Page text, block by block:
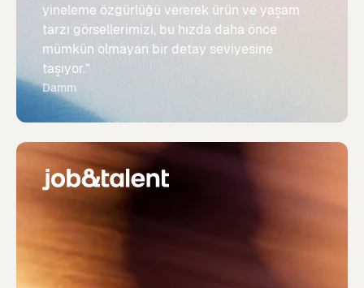
yineleme özgürlüğü vererek ürün ve yaşam
tarzı görsellerimizi, bu hızda daha önce
mümkün olmayan bir detay seviyesine
taşıyor.”
Damm